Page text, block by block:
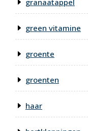
granaatappel
green vitamine
groente
groenten
haar